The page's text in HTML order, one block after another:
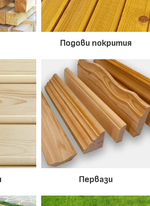
Подови покрития
Первази